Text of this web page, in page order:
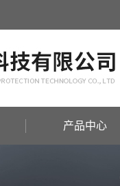
产品中心